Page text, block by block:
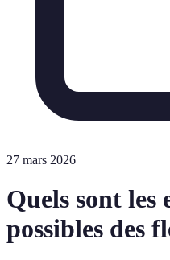
27 mars 2026
Quels sont les
possibles des